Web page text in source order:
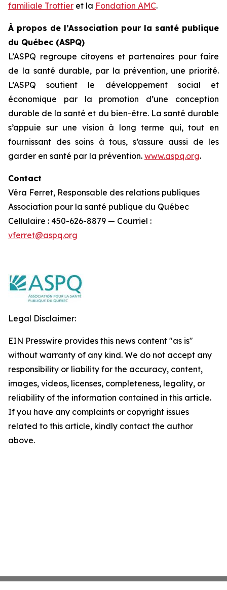
familiale Trottier et la Fondation AMC.
À propos de l’Association pour la santé publique
du Québec (ASPQ)
L’ASPQ regroupe citoyens et partenaires pour faire
de la santé durable, par la prévention, une priorité.
L’ASPQ soutient le développement social et
économique par la promotion d’une conception
durable de la santé et du bien-être. La santé durable
s’appuie sur une vision à long terme qui, tout en
fournissant des soins à tous, s’assure aussi de les
garder en santé par la prévention. www.aspq.org.
Contact
Véra Ferret, Responsable des relations publiques
Association pour la santé publique du Québec
Cellulaire : 450-626-8879 — Courriel :
vferret@aspq.org
Legal Disclaimer:
EIN Presswire provides this news content "as is"
without warranty of any kind. We do not accept any
responsibility or liability for the accuracy, content,
images, videos, licenses, completeness, legality, or
reliability of the information contained in this article.
If you have any complaints or copyright issues
related to this article, kindly contact the author
above.